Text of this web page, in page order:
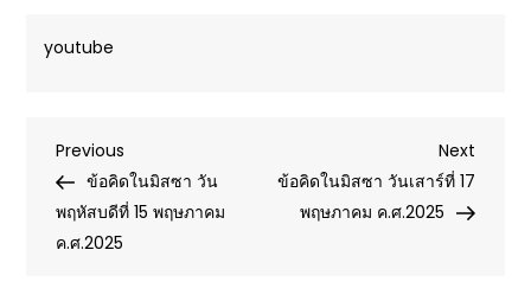
youtube
Post
navigation
Previous
Post
Previous
ข้อคิดในมิสซา วัน
พฤหัสบดีที่ 15 พฤษภาคม
ค.ศ.2025
Next
Post
Next
ข้อคิดในมิสซา วันเสาร์ที่ 17
พฤษภาคม ค.ศ.2025